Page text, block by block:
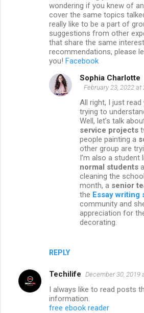
wondering if you knew of
cover the same topics
really like to be a part of
suggestions from other
that share the same
recommendations, please
you! Facebook
REPLY
Sophia Charlotte
February 23, 2022 at
All right, I just read
trying to
Well, let’s talk
service projects
people painting a
other group are
I’m also a student
normal students
cleaning the
month, a senior
the Essay writing
community and
appreciation for
decorating.
Techilife December 30, 2019
I always like to read posts
information.
free ebook reader